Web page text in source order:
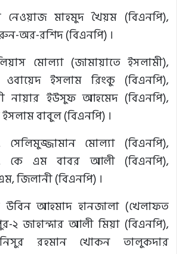
মাহমুদ খৈয়ম (বিএনপি),
অর-রশিদ (বিএনপি) ।
মোল্যা (জামায়াতে ইসলামী),
ইসলাম রিংকু (বিএনপি),
নায়ার ইউসুফ আহমেদ (বিএনপি),
বাবুল (বিএনপি) ।
সেলিমুজ্জামান মোল্যা (বিএনপি),
কে এম বাবর আলী (বিএনপি),
জিলানী (বিএনপি) ।
উবিন আহমাদ হানজালা (খেলাফত
২ জাহান্দার আলী মিয়া (বিএনপি),
রহমান খোকন তালুকদার